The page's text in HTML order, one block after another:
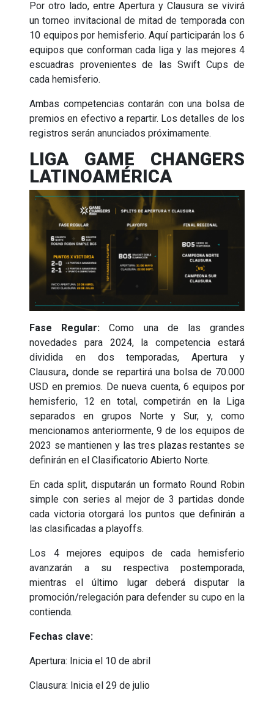
Por otro lado, entre Apertura y Clausura se vivirá
un torneo invitacional de mitad de temporada con
10 equipos por hemisferio. Aquí participarán los 6
equipos que conforman cada liga y las mejores 4
escuadras provenientes de las Swift Cups de
cada hemisferio.
Ambas competencias contarán con una bolsa de
premios en efectivo a repartir. Los detalles de los
registros serán anunciados próximamente.
LIGA GAME CHANGERS
LATINOAMÉRICA
Fase Regular: Como una de las grandes
novedades para 2024, la competencia estará
dividida en dos temporadas, Apertura y
Clausura, donde se repartirá una bolsa de 70.000
USD en premios. De nueva cuenta, 6 equipos por
hemisferio, 12 en total, competirán en la Liga
separados en grupos Norte y Sur, y, como
mencionamos anteriormente, 9 de los equipos de
2023 se mantienen y las tres plazas restantes se
definirán en el Clasificatorio Abierto Norte.
En cada split, disputarán un formato Round Robin
simple con series al mejor de 3 partidas donde
cada victoria otorgará los puntos que definirán a
las clasificadas a playoffs.
Los 4 mejores equipos de cada hemisferio
avanzarán a su respectiva postemporada,
mientras el último lugar deberá disputar la
promoción/relegación para defender su cupo en la
contienda.
Fechas clave:
Apertura: Inicia el 10 de abril
Clausura: Inicia el 29 de julio